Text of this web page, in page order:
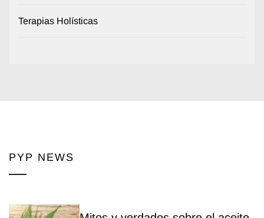
Terapias Holísticas
PYP NEWS